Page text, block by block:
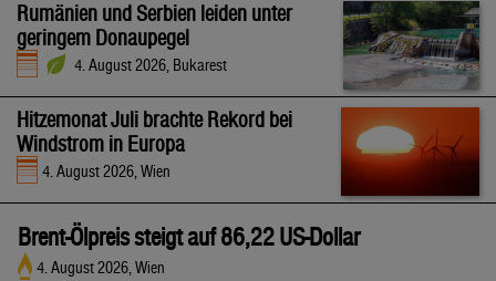
Rumänien und Serbien leiden unter
geringem Donaupegel
4. August 2026, Bukarest
Hitzemonat Juli brachte Rekord bei
Windstrom in Europa
4. August 2026, Wien
Brent-Ölpreis steigt auf 86,22 US-Dollar
4. August 2026, Wien